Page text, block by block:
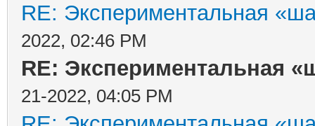
RE: Экспериментальная
2022, 02:46 PM
RE: Экспериментальная
21-2022, 04:05 PM